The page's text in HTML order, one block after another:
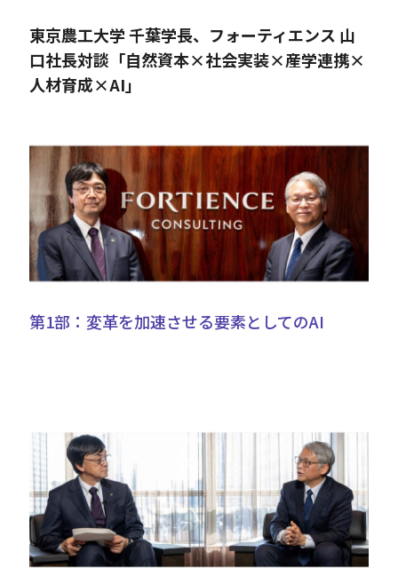
東京農工大学 千葉学長、フォーティエンス 山
口社長対談「自然資本×社会実装×産学連携×
人材育成×AI」
第1部：変革を加速させる要素としてのAI